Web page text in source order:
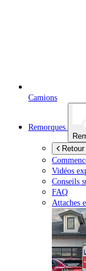
Camions
Remorques
Vidéos
Conseils
FAQ
Attaches